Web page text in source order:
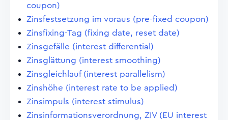
coupon)
Zinsfestsetzung im voraus (pre-fixed coupon)
Zinsfixing-Tag (fixing date, reset date)
Zinsgefälle (interest differential)
Zinsglättung (interest smoothing)
Zinsgleichlauf (interest parallelism)
Zinshöhe (interest rate to be applied)
Zinsimpuls (interest stimulus)
Zinsinformationsverordnung, ZIV (EU interest